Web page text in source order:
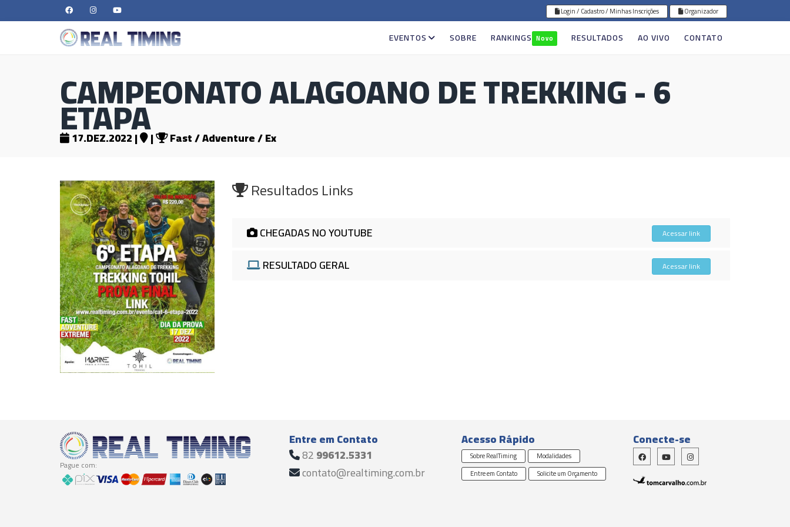
Login / Cadastro / Minhas Inscrições Organizador
EVENTOS SOBRE RANKINGS Novo RESULTADOS AO VIVO CONTATO
CAMPEONATO ALAGOANO DE TREKKING - 6
ETAPA
17.DEZ.2022 | | Fast / Adventure / Ex
Resultados Links
CHEGADAS NO YOUTUBE Acessar link
RESULTADO GERAL Acessar link
Pague com:
Entre em Contato
8299612.5331
contato@realtiming.com.br
Acesso Rápido
Sobre RealTiming
Modalidades
Entre em Contato
Solicite um Orçamento
Conecte-se